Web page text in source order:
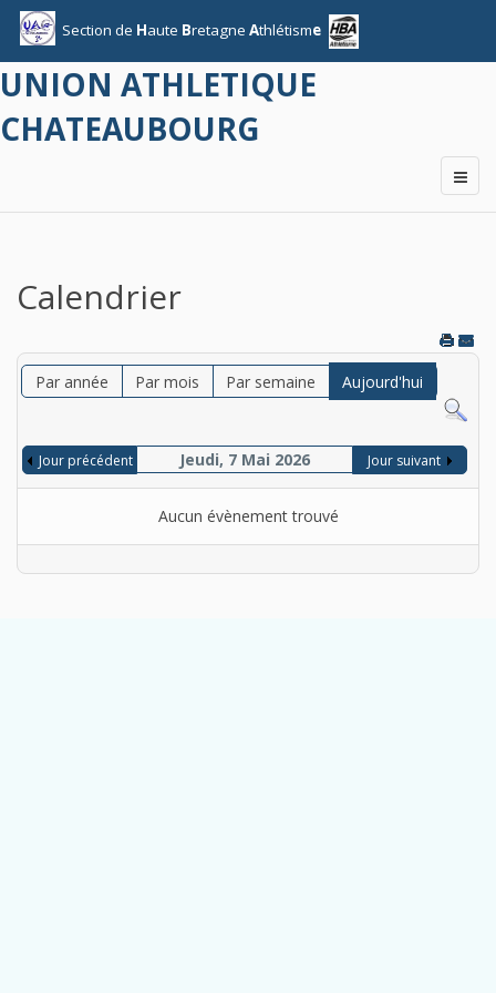
Section de Haute Bretagne Athlétisme
UNION ATHLETIQUE
CHATEAUBOURG
Calendrier
Par année Par mois Par semaine Aujourd'hui
Jour précédent Jeudi, 7 Mai 2026 Jour suivant
Aucun évènement trouvé